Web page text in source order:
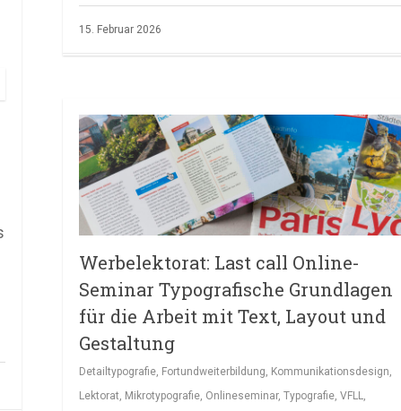
15. Februar 2026
Werbelektorat: Last call Online-
Seminar Typografische Grundlagen
für die Arbeit mit Text, Layout und
Gestaltung
Detailtypografie Fortundweiterbildung Kommunikationsdesign
Lektorat Mikrotypografie Onlineseminar, Typografie VFLL